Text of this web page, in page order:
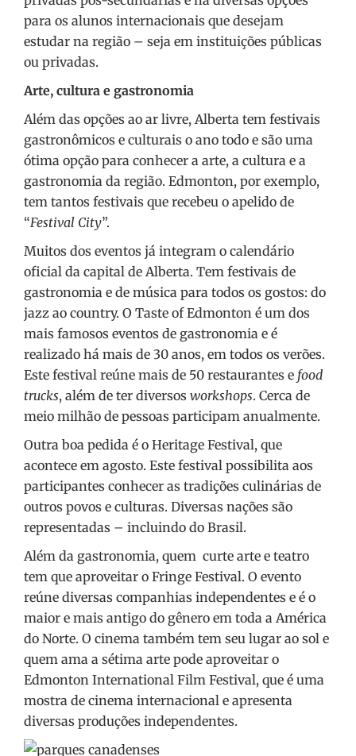
para os alunos internacionais que desejam
estudar na região – seja em instituições públicas
ou privadas.
Arte, cultura e gastronomia
Além das opções ao ar livre, Alberta tem festivais
gastronômicos e culturais o ano todo e são uma
ótima opção para conhecer a arte, a cultura e a
gastronomia da região. Edmonton, por exemplo,
tem tantos festivais que recebeu o apelido de
“Festival City”.
Muitos dos eventos já integram o calendário
oficial da capital de Alberta. Tem festivais de
gastronomia e de música para todos os gostos: do
jazz ao country. O Taste of Edmonton é um dos
mais famosos eventos de gastronomia e é
realizado há mais de 30 anos, em todos os verões.
Este festival reúne mais de 50 restaurantes e food
trucks, além de ter diversos workshops. Cerca de
meio milhão de pessoas participam anualmente.
Outra boa pedida é o Heritage Festival, que
acontece em agosto. Este festival possibilita aos
participantes conhecer as tradições culinárias de
outros povos e culturas. Diversas nações são
representadas – incluindo do Brasil.
Além da gastronomia, quem curte arte e teatro
tem que aproveitar o Fringe Festival. O evento
reúne diversas companhias independentes e é o
maior e mais antigo do gênero em toda a América
do Norte. O cinema também tem seu lugar ao sol e
quem ama a sétima arte pode aproveitar o
Edmonton International Film Festival, que é uma
mostra de cinema internacional e apresenta
diversas produções independentes.